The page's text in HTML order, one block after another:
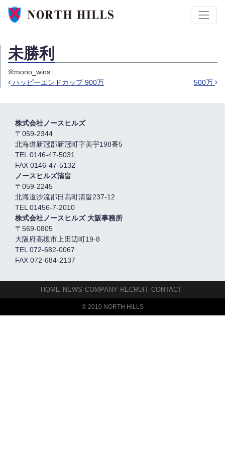
未勝利
※mono_wins
ハッピーエンドカップ 900万 500万
株式会社ノースヒルズ
〒059-2344
北海道新冠郡新冠町字美宇198番5
TEL 0146-47-5031
FAX 0146-47-5132
ノースヒルズ清畠
〒059-2245
北海道沙流郡日高町清畠237-12
TEL 01456-7-2010
株式会社ノースヒルズ 大阪事務所
〒569-0805
大阪府高槻市上田辺町19-8
TEL 072-682-0067
FAX 072-684-2137
HOME NEWS COMPANY RECRUIT CONTACT
© 2010 NORTH HILLS